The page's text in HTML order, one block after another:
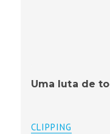
Uma luta de
CLIPPING